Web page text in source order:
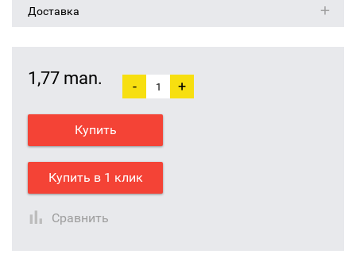
Доставка
1,77 man. - +
Купить
Купить в 1 клик
Сравнить